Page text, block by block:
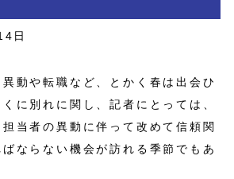
日
動や転職など、とかく春は出会ひ
に別れに関し、記者にとっては、
当者の異動に伴って改めて信頼関
ならない機会が訪れる季節でもあ